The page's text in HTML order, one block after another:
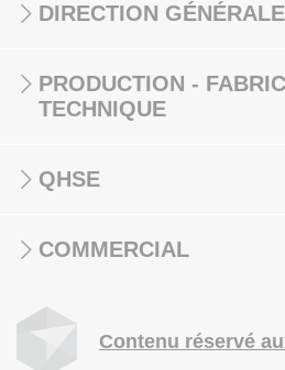
DIRECTION GÉNÉRALE
PRODUCTION -
TECHNIQUE
QHSE
COMMERCIAL
Contenu réservé